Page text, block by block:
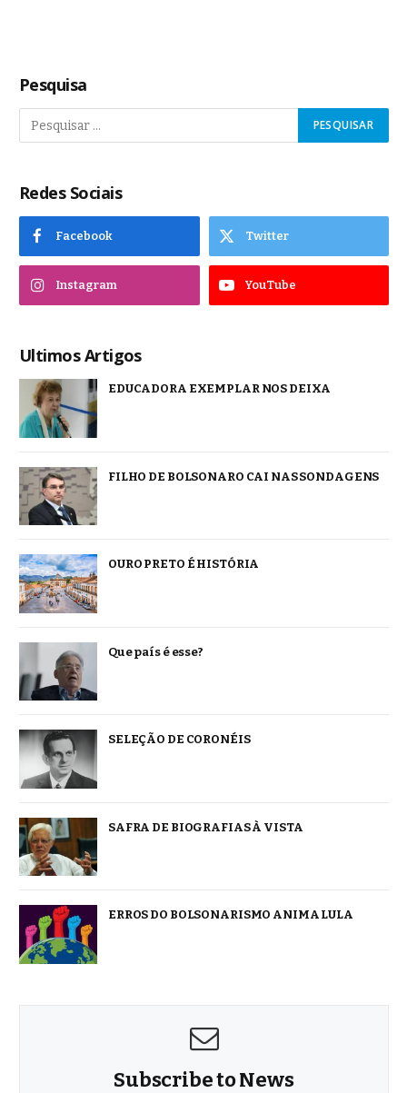
Pesquisa
Redes Sociais
Facebook Twitter
Instagram YouTube
Ultimos Artigos
EDUCADORA EXEMPLAR NOS DEIXA
FILHO DE BOLSONARO CAI NAS SONDAGENS
OURO PRETO É HISTÓRIA
Que país é esse?
SELEÇÃO DE CORONÉIS
SAFRA DE BIOGRAFIAS À VISTA
ERROS DO BOLSONARISMO ANIMA LULA
Subscribe to News